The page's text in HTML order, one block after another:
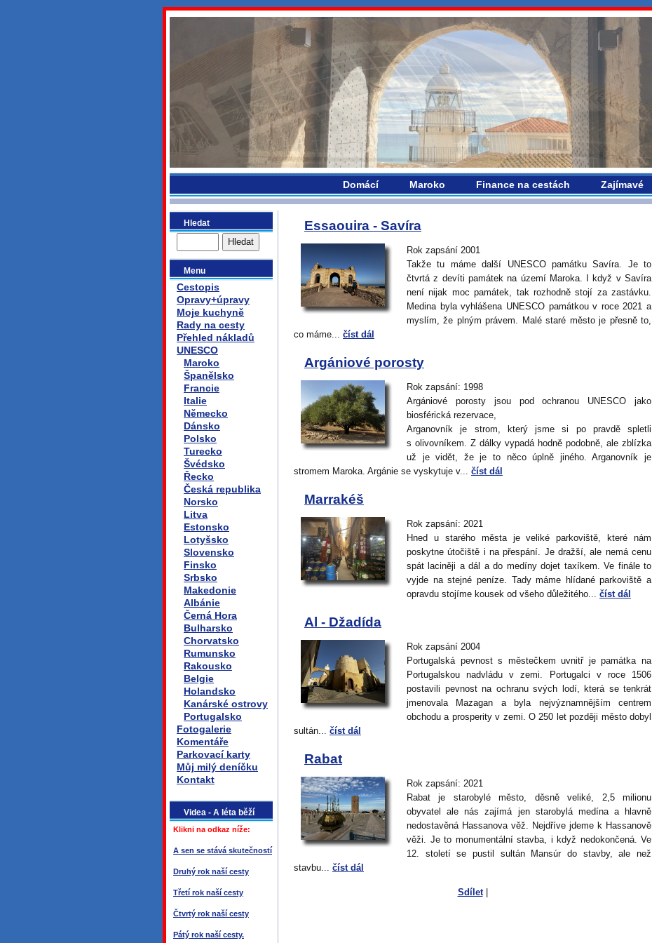
bydlikemevropou.com
Domácí Maroko Finance na cestách Zajímavé
Hledat
Menu
Cestopis
Opravy+úpravy
Moje kuchyně
Rady na cesty
Přehled nákladů
UNESCO
Maroko
Španělsko
Francie
Italie
Německo
Dánsko
Polsko
Turecko
Švédsko
Řecko
Česká republika
Norsko
Litva
Estonsko
Lotyšsko
Slovensko
Finsko
Srbsko
Makedonie
Albánie
Černá Hora
Bulharsko
Chorvatsko
Rumunsko
Rakousko
Belgie
Holandsko
Kanárské ostrovy
Portugalsko
Fotogalerie
Komentáře
Parkovací karty
Můj milý deníčku
Kontakt
Videa - A léta běží
Klikni na odkaz níže:
A sen se stává skutečností
Druhý rok naší cesty
Třetí rok naší cesty
Čtvrtý rok naší cesty
Pátý rok naší cesty.
Essaouira - Savíra
Rok zapsání 2001
Takže tu máme další UNESCO památku Savíra. Je to
čtvrtá z devíti památek na území Maroka. I když v Savíra
není nijak moc památek, tak rozhodně stojí za zastávku.
Medina byla vyhlášena UNESCO památkou v roce 2021 a
myslím, že plným právem. Malé staré město je přesně to,
co máme... číst dál
Argániové porosty
Rok zapsání: 1998
Argániové porosty jsou pod ochranou UNESCO jako
biosférická rezervace,
Arganovník je strom, který jsme si po pravdě spletli
s olivovníkem. Z dálky vypadá hodně podobně, ale zblízka
už je vidět, že je to něco úplně jiného. Arganovník je
stromem Maroka. Argánie se vyskytuje v... číst dál
Marrakéš
Rok zapsání: 2021
Hned u starého města je veliké parkoviště, které nám
poskytne útočiště i na přespání. Je dražší, ale nemá cenu
spát laciněji a dál a do medíny dojet taxíkem. Ve finále to
vyjde na stejné peníze. Tady máme hlídané parkoviště a
opravdu stojíme kousek od všeho důležitého... číst dál
Al - Džadída
Rok zapsání 2004
Portugalská pevnost s městečkem uvnitř je památka na
Portugalskou nadvládu v zemi. Portugalci v roce 1506
postavili pevnost na ochranu svých lodí, která se tenkrát
jmenovala Mazagan a byla nejvýznamnějším centrem
obchodu a prosperity v zemi. O 250 let později město dobyl
sultán... číst dál
Rabat
Rok zapsání: 2021
Rabat je starobylé město, děsně veliké, 2,5 milionu
obyvatel ale nás zajímá jen starobylá medína a hlavně
nedostavěná Hassanova věž. Nejdříve jdeme k Hassanově
věži. Je to monumentální stavba, i když nedokončená. Ve
12. století se pustil sultán Mansúr do stavby, ale než
stavbu... číst dál
Sdílet